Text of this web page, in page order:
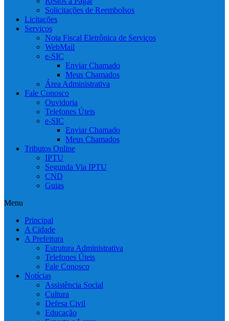
Solicitações de Reembolsos
Licitações
Serviços
Nota Fiscal Eletrônica de Serviços
WebMail
e-SIC
Enviar Chamado
Meus Chamados
Área Administrativa
Fale Conosco
Ouvidoria
Telefones Úteis
e-SIC
Enviar Chamado
Meus Chamados
Tributos Online
IPTU
Segunda Via IPTU
CND
Guias
Menu
Principal
A Cidade
A Prefeitura
Estrutura Administrativa
Telefones Úteis
Fale Conosco
Notícias
Assistência Social
Cultura
Defesa Civil
Educação